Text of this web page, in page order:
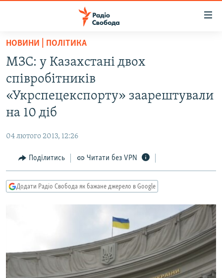
Перейти
основного
матеріалу
Перейти
до
основної
Перейти
пошуку
ВСЕ ЗА ДОБУ
СТАТТІ
ПОЛІТИКА
КУЛЬТУРА
СПОРТ
ВІЙНА
ДОНБАС.РЕАЛІЇ
КРИМ.РЕАЛІЇ
ТИ ЯК?
ФОТО
СПЕЦПРОЄКТИ
НОВИНИ | ПОЛІТИКА
МЗС: у Казахстані двох
співробітників
«Укрспецекспорту» заарештували
на 10 діб
04 лютого 2013, 12:26
Поділитись Читати без VPN
Додати Радіо Свобода як бажане джерело в Google